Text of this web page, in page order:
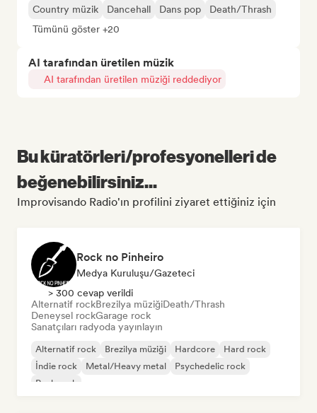
Country müzik Dancehall Dans pop
Death/Thrash
Tümünü göster +20
AI tarafından üretilen müzik
AI tarafından üretilen müziği reddediyor
Bu küratörleri/profesyonelleri de
beğenebilirsiniz...
Improvisando Radio'ın profilini ziyaret ettiğiniz için
Rock no Pinheiro
Medya Kuruluşu/Gazeteci
> 300 cevap verildi
Alternatif rockBrezilya müziğiDeath/Thrash
Deneysel rockGarage rock
Sanatçıları radyoda yayınlayın
Alternatif rock Brezilya müziği Hardcore
Hard rock
İndie rock
Metal/Heavy metal
Psychedelic rock
Punk rock